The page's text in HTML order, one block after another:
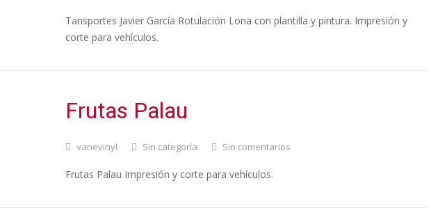
Tansportes Javier García Rotulación Lona con plantilla y pintura. Impresión y
corte para vehículos.
Frutas Palau
vanevinyl Sin categoría Sin comentarios
Frutas Palau Impresión y corte para vehículos.